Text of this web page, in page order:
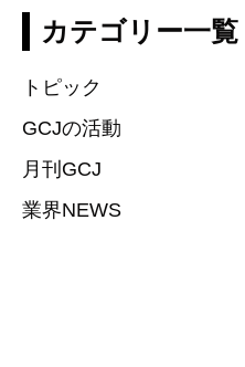
カテゴリー一覧
トピック
GCJの活動
月刊GCJ
業界NEWS